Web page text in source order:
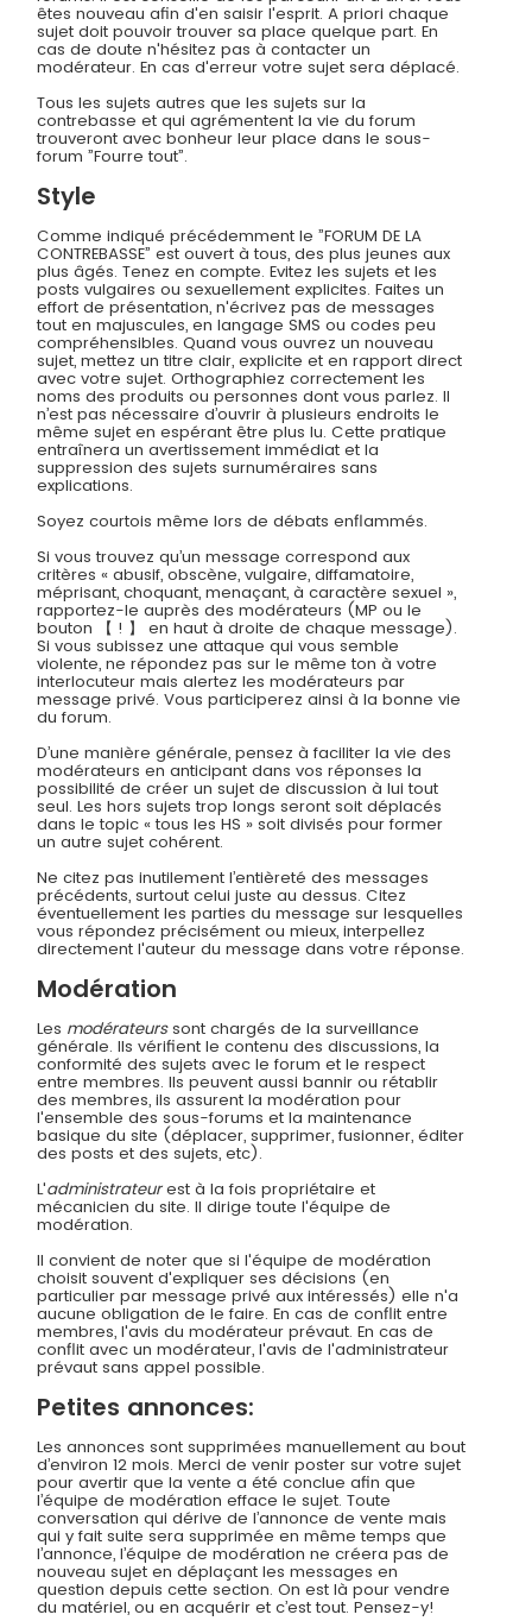
êtes nouveau afin d'en saisir l'esprit. A priori chaque
sujet doit pouvoir trouver sa place quelque part. En
cas de doute n'hésitez pas à contacter un
modérateur. En cas d'erreur votre sujet sera déplacé.
Tous les sujets autres que les sujets sur la
contrebasse et qui agrémentent la vie du forum
trouveront avec bonheur leur place dans le sous-
forum ”Fourre tout”.
Style
Comme indiqué précédemment le ”FORUM DE LA
CONTREBASSE” est ouvert à tous, des plus jeunes aux
plus âgés. Tenez en compte. Evitez les sujets et les
posts vulgaires ou sexuellement explicites. Faites un
effort de présentation, n'écrivez pas de messages
tout en majuscules, en langage SMS ou codes peu
compréhensibles. Quand vous ouvrez un nouveau
sujet, mettez un titre clair, explicite et en rapport direct
avec votre sujet. Orthographiez correctement les
noms des produits ou personnes dont vous parlez. Il
n’est pas nécessaire d’ouvrir à plusieurs endroits le
même sujet en espérant être plus lu. Cette pratique
entraînera un avertissement immédiat et la
suppression des sujets surnuméraires sans
explications.
Soyez courtois même lors de débats enflammés.
Si vous trouvez qu’un message correspond aux
critères « abusif, obscène, vulgaire, diffamatoire,
méprisant, choquant, menaçant, à caractère sexuel »,
rapportez-le auprès des modérateurs (MP ou le
bouton 【 ! 】 en haut à droite de chaque message).
Si vous subissez une attaque qui vous semble
violente, ne répondez pas sur le même ton à votre
interlocuteur mais alertez les modérateurs par
message privé. Vous participerez ainsi à la bonne vie
du forum.
D’une manière générale, pensez à faciliter la vie des
modérateurs en anticipant dans vos réponses la
possibilité de créer un sujet de discussion à lui tout
seul. Les hors sujets trop longs seront soit déplacés
dans le topic « tous les HS » soit divisés pour former
un autre sujet cohérent.
Ne citez pas inutilement l’entièreté des messages
précédents, surtout celui juste au dessus. Citez
éventuellement les parties du message sur lesquelles
vous répondez précisément ou mieux, interpellez
directement l'auteur du message dans votre réponse.
Modération
Les modérateurssont chargés de la surveillance
générale. Ils vérifient le contenu des discussions, la
conformité des sujets avec le forum et le respect
entre membres. Ils peuvent aussi bannir ou rétablir
des membres, ils assurent la modération pour
l'ensemble des sous-forums et la maintenance
basique du site (déplacer, supprimer, fusionner, éditer
des posts et des sujets, etc).
L'administrateurest à la fois propriétaire et
mécanicien du site. Il dirige toute l'équipe de
modération.
Il convient de noter que si l'équipe de modération
choisit souvent d'expliquer ses décisions (en
particulier par message privé aux intéressés) elle n'a
aucune obligation de le faire. En cas de conflit entre
membres, l'avis du modérateur prévaut. En cas de
conflit avec un modérateur, l'avis de l'administrateur
prévaut sans appel possible.
Petites annonces:
Les annonces sont supprimées manuellement au bout
d’environ 12 mois. Merci de venir poster sur votre sujet
pour avertir que la vente a été conclue afin que
l’équipe de modération efface le sujet. Toute
conversation qui dérive de l’annonce de vente mais
qui y fait suite sera supprimée en même temps que
l’annonce, l’équipe de modération ne créera pas de
nouveau sujet en déplaçant les messages en
question depuis cette section. On est là pour vendre
du matériel, ou en acquérir et c’est tout. Pensez-y!